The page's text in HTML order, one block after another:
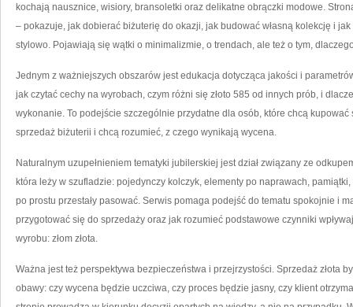
kochają nausznice, wisiory, bransoletki oraz delikatne obrączki modowe.
– pokazuje, jak dobierać biżuterię do okazji, jak budować własną kolekcję i jak
stylowo. Pojawiają się wątki o minimalizmie, o trendach, ale też o tym,
Jednym z ważniejszych obszarów jest edukacja dotycząca jakości i
jak czytać cechy na wyrobach, czym różni się złoto 585 od innych prób, i
wykonanie. To podejście szczególnie przydatne dla osób, które chcą
sprzedaż biżuterii i chcą rozumieć, z czego wynikają wycena.
Naturalnym uzupełnieniem tematyki jubilerskiej jest dział związany ze
która leży w szufladzie: pojedynczy kolczyk, elementy po naprawach,
po prostu przestały pasować. Serwis pomaga podejść do tematu spokojnie i
przygotować się do sprzedaży oraz jak rozumieć podstawowe czynniki
wyrobu: złom złota.
Ważna jest też perspektywa bezpieczeństwa i przejrzystości. Sprzedaż złota
obawy: czy wycena będzie uczciwa, czy proces będzie jasny, czy klient